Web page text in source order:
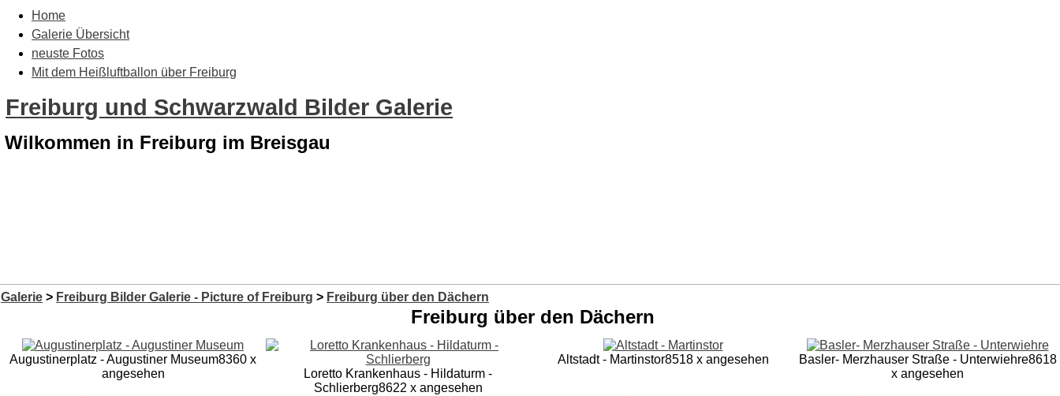
Home
Galerie Übersicht
neuste Fotos
Mit dem Heißluftballon über Freiburg
Freiburg und Schwarzwald Bilder Galerie
Wilkommen in Freiburg im Breisgau
Galerie > Freiburg Bilder Galerie - Picture of Freiburg > Freiburg über den Dächern
Freiburg über den Dächern
Augustinerplatz - Augustiner Museum8360 x
angesehen
Loretto Krankenhaus - Hildaturm -
Schlierberg8622 x angesehen
Altstadt - Martinstor8518 x angesehen Basler- Merzhauser Straße - Unterwiehre8618
x angesehen